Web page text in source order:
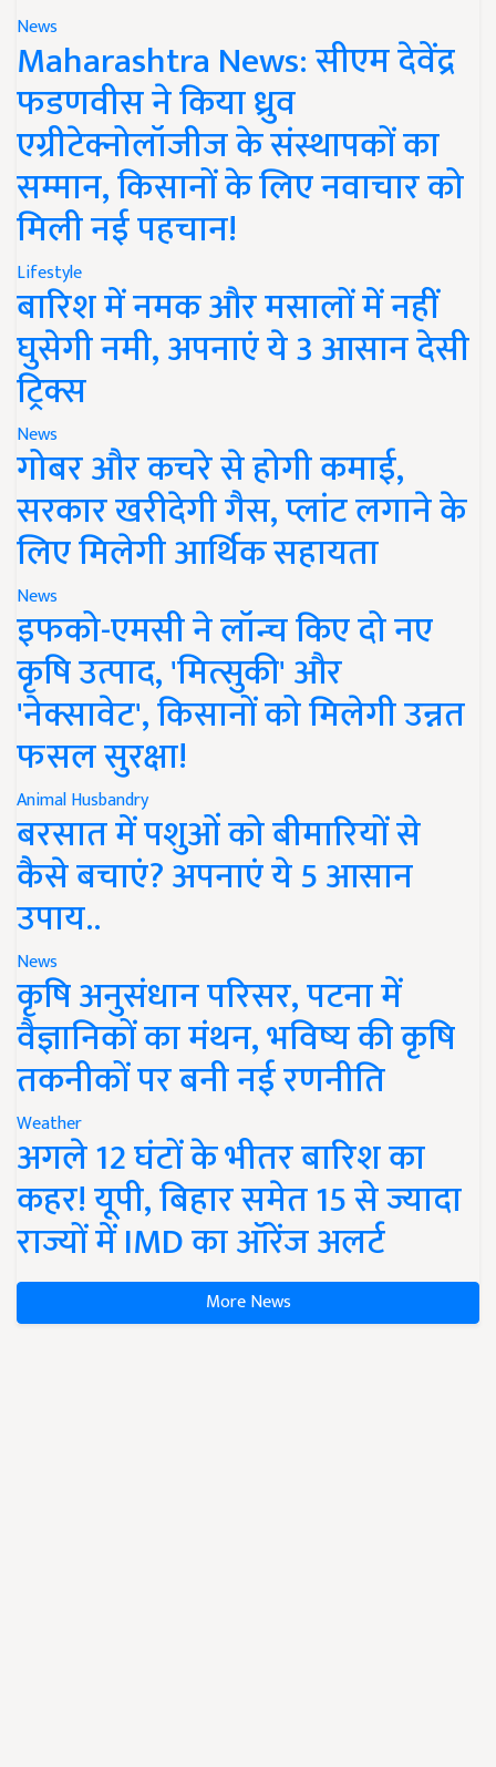
News
Maharashtra News: सीएम देवेंद्र
फडणवीस ने किया ध्रुव
एग्रीटेक्नोलॉजीज के संस्थापकों का
सम्मान, किसानों के लिए नवाचार को
मिली नई पहचान!
Lifestyle
बारिश में नमक और मसालों में नहीं
घुसेगी नमी, अपनाएं ये 3 आसान देसी
ट्रिक्स
News
गोबर और कचरे से होगी कमाई,
सरकार खरीदेगी गैस, प्लांट लगाने के
लिए मिलेगी आर्थिक सहायता
News
इफको-एमसी ने लॉन्च किए दो नए
कृषि उत्पाद, 'मित्सुकी' और
'नेक्सावेट', किसानों को मिलेगी उन्नत
फसल सुरक्षा!
Animal Husbandry
बरसात में पशुओं को बीमारियों से
कैसे बचाएं? अपनाएं ये 5 आसान
उपाय..
News
कृषि अनुसंधान परिसर, पटना में
वैज्ञानिकों का मंथन, भविष्य की कृषि
तकनीकों पर बनी नई रणनीति
Weather
अगले 12 घंटों के भीतर बारिश का
कहर! यूपी, बिहार समेत 15 से ज्यादा
राज्यों में IMD का ऑरेंज अलर्ट
More News